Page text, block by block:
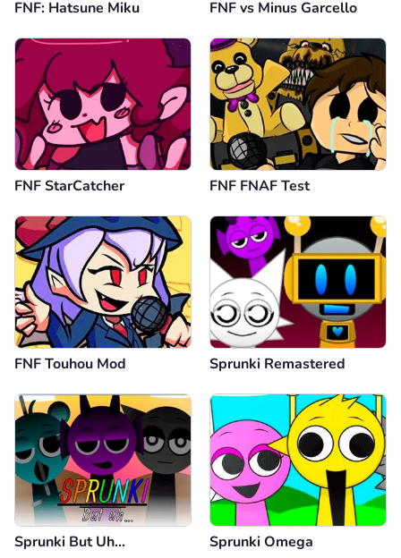
FNF: Hatsune Miku FNF vs Minus Garcello
FNF StarCatcher FNF FNAF Test
FNF Touhou Mod Sprunki Remastered
Sprunki But Uh… Sprunki Omega